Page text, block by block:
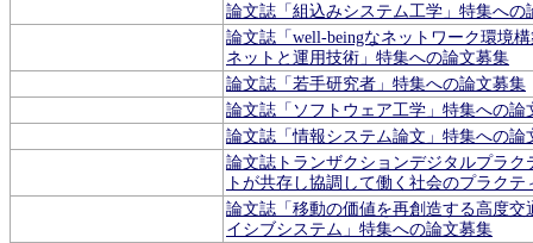
論文誌「組込みシステム工学」特集への
論文誌「well-beingなネットワーク環境
ネットと運用技術」特集への論文募集
論文誌「若手研究者」特集への論文募集
論文誌「ソフトウェア工学」特集への論
論文誌「情報システム論文」特集への論
論文誌トランザクションデジタルプラク
トが共存し協調して働く社会のプラク
論文誌「移動の価値を再創造する高度交
イシブシステム」特集への論文募集